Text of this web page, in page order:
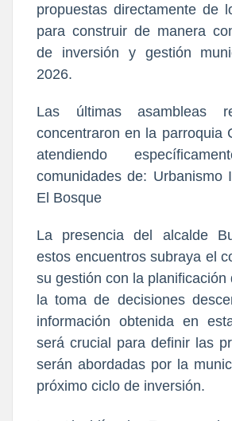
propuestas directamente de
para construir de manera
de inversión y gestión
2026.
Las últimas asambleas
concentraron en la parroquia
atendiendo
comunidades de:
El Bosque
La presencia del alcalde
estos encuentros subraya el
su gestión con la planificación
la toma de decisiones
información obtenida en
será crucial para definir las
serán abordadas por la
próximo ciclo de inversión.